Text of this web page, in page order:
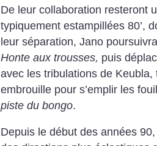
De leur collaboration resteront
typiquement estampillées 80’,
leur séparation, Jano
Honte aux trousses, puis
avec les tribulations de Keubla,
embrouille pour s’emplir les
piste du bongo.
Depuis le début des années